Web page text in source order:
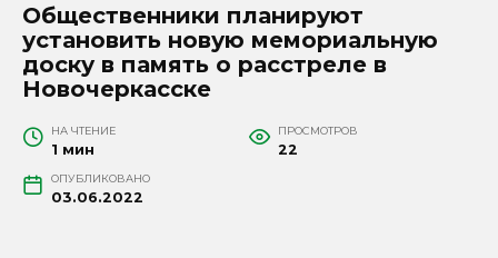
Общественники планируют
установить новую мемориальную
доску в память о расстреле в
Новочеркасске
НА ЧТЕНИЕ
1 мин
ПРОСМОТРОВ
22
ОПУБЛИКОВАНО
03.06.2022